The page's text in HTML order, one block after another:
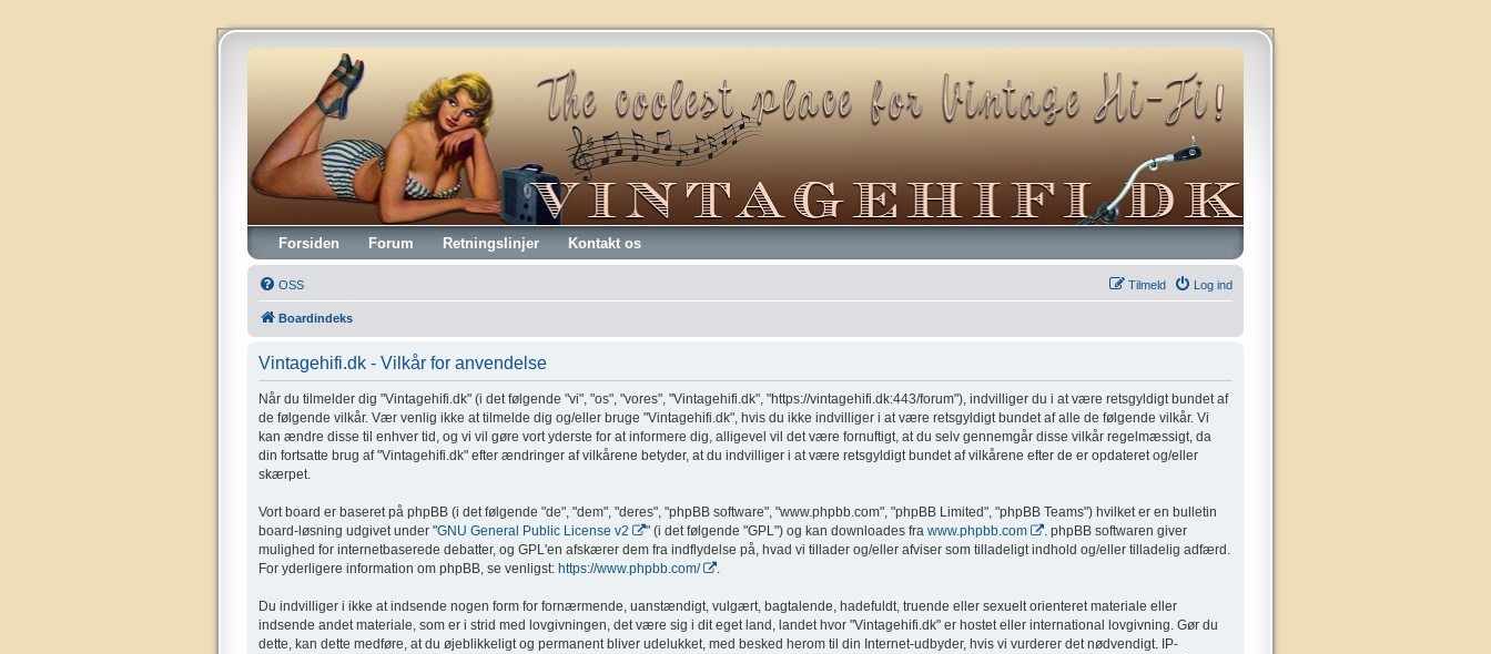
Vintagehifi.dk
Forsiden Forum Retningslinjer Kontakt os
OSS Log ind
Tilmeld
Boardindeks
Vintagehifi.dk - Vilkår for anvendelse
Når du tilmelder dig "Vintagehifi.dk" (i det følgende "vi", "os", "vores", "Vintagehifi.dk", "https://vintagehifi.dk:443/forum"), indvilliger du i at være retsgyldigt bundet af
de følgende vilkår. Vær venlig ikke at tilmelde dig og/eller bruge "Vintagehifi.dk", hvis du ikke indvilliger i at være retsgyldigt bundet af alle de følgende vilkår. Vi
kan ændre disse til enhver tid, og vi vil gøre vort yderste for at informere dig, alligevel vil det være fornuftigt, at du selv gennemgår disse vilkår regelmæssigt, da
din fortsatte brug af "Vintagehifi.dk" efter ændringer af vilkårene betyder, at du indvilliger i at være retsgyldigt bundet af vilkårene efter de er opdateret og/eller
skærpet.
Vort board er baseret på phpBB (i det følgende "de", "dem", "deres", "phpBB software", "www.phpbb.com", "phpBB Limited", "phpBB Teams") hvilket er en bulletin
board-løsning udgivet under "GNU General Public License v2 " (i det følgende "GPL") og kan downloades fra www.phpbb.com
. phpBB softwaren giver
mulighed for internetbaserede debatter, og GPL'en afskærer dem fra indflydelse på, hvad vi tillader og/eller afviser som tilladeligt indhold og/eller tilladelig adfærd.
For yderligere information om phpBB, se venligst: https://www.phpbb.com/ .
Du indvilliger i ikke at indsende nogen form for fornærmende, uanstændigt, vulgært, bagtalende, hadefuldt, truende eller sexuelt orienteret materiale eller
indsende andet materiale, som er i strid med lovgivningen, det være sig i dit eget land, landet hvor "Vintagehifi.dk" er hostet eller international lovgivning. Gør du
dette, kan dette medføre, at du øjeblikkeligt og permanent bliver udelukket, med besked herom til din Internet-udbyder, hvis vi vurderer det nødvendigt. IP-